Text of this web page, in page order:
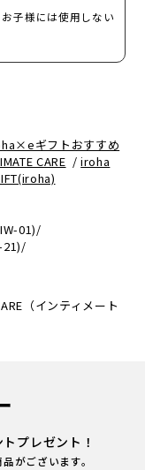
子様には使用しない
ギフトおすすめ
CARE /iroha
01)/
21)/
（インティメート
プレゼント！
がございます。